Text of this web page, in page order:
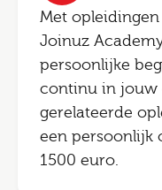
Met opleidingen
Joinuz
persoonlijke
continu in jouw
gerelateerde
een persoonlijk
1500 euro.